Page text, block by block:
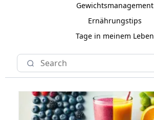
Gewichtsmanagement
Ernährungstips
Tage in meinem Leben